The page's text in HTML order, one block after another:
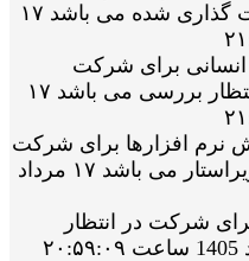
پردیس بین الملل نور قیمت گذاری شده می باشد ۱۷
انسانی برای شرکت
پردیس بین الملل نور در انتظار بررسی می باشد ۱۷
نرم افزارها برای شرکت
اکسل‌لرن در انتظار تائید ویراستار می باشد ۱۷ مرداد
شرکت در انتظار